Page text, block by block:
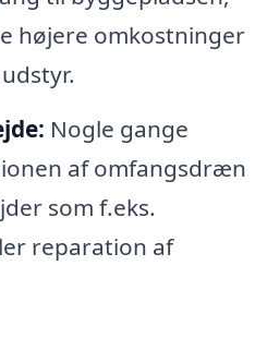
højere omkostninger
Nogle gange
af omfangsdræn
som f.eks.
reparation af